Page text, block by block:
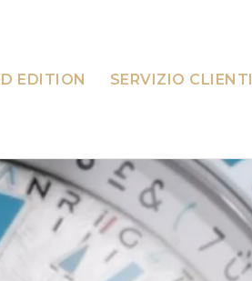
EDITION SERVIZIO CLIENTI